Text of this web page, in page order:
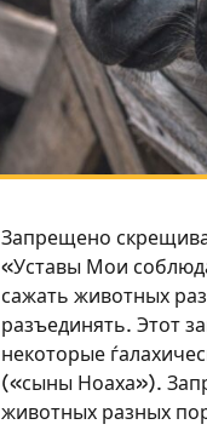
Запрещено
«Уставы Мои
сажать животных
разъединять. Этот
некоторые
(«сыны Ноаха»).
животных разных